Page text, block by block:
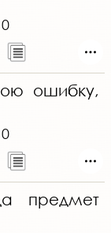
0
ошибку,
0
предмет